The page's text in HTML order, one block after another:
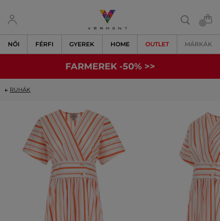
NŐI FÉRFI GYEREK HOME OUTLET MÁRKÁK
FARMEREK -50% >>
RUHÁK